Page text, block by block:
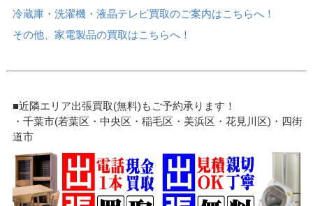
冷蔵庫・洗濯機・液晶テレビ買取のご案内はこちらへ！
その他、家電製品の買取はこちらへ！
■近隣エリア出張買取(無料)もご予約承ります！
・千葉市(若葉区・中央区・稲毛区・美浜区・花見川区)・四街
道市